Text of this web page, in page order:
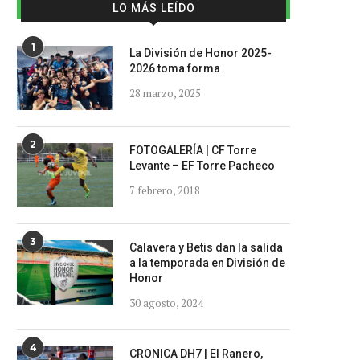
LO MÁS LEÍDO
1
La División de Honor 2025-
2026 toma forma
28 marzo, 2025
2
FOTOGALERÍA | CF Torre
Levante – EF Torre Pacheco
7 febrero, 2018
3
Calavera y Betis dan la salida
a la temporada en División de
Honor
30 agosto, 2024
4 CRONICA DH7 | El Ranero,